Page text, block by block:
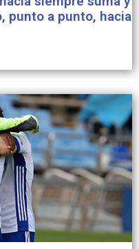
punto a punto, hacia